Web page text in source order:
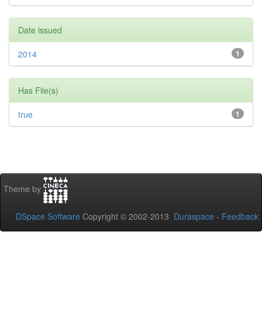
Date issued
1
2014
Has File(s)
1
true
Theme by
DSpace Software Copyright © 2002-2013 Duraspace - Feedback